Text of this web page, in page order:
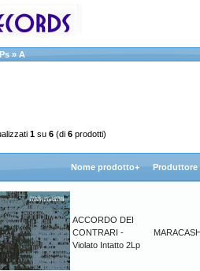
» A
1 su 6 (di 6 prodotti)
Nome prodotto+ Produttore
ACCORDO DEI
CONTRARI -
Violato Intatto 2Lp